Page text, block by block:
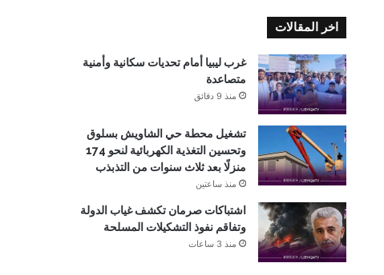
اخر المقالات
غرب ليبيا أمام تحديات سكانية وأمنية
متصاعدة
منذ 9 دقائق
تشغيل محطة حي الشاويش بسلوق
وتحسين التغذية الكهربائية لنحو 174
منزلًا بعد ثلاث سنوات من التذبذب
منذ ساعتين
اشتباكات صرمان تكشف غياب الدولة
وتفاقم نفوذ التشكيلات المسلحة
منذ 3 ساعات